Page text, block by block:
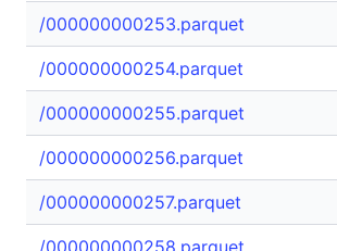
/000000000253.parquet
/000000000254.parquet
/000000000255.parquet
/000000000256.parquet
/000000000257.parquet
/000000000258.parquet